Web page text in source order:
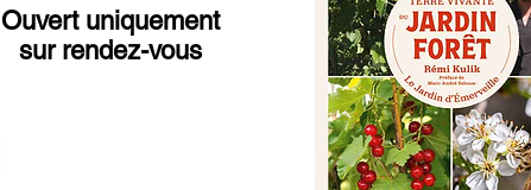
Ouvert uniquement
sur rendez-vous